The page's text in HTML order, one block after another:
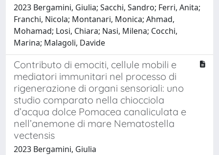
2023 Bergamini, Giulia; Sacchi, Sandro; Ferri, Anita;
Franchi, Nicola; Montanari, Monica; Ahmad,
Mohamad; Losi, Chiara; Nasi, Milena; Cocchi,
Marina; Malagoli, Davide
Contributo di emociti, cellule mobili e
mediatori immunitari nel processo di
rigenerazione di organi sensoriali: uno
studio comparato nella chiocciola
d’acqua dolce Pomacea canaliculata e
nell’anemone di mare Nematostella
vectensis
2023 Bergamini, Giulia